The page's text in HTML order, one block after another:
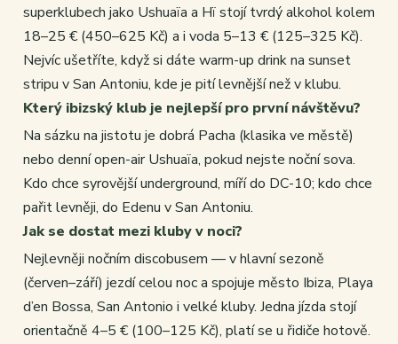
superklubech jako Ushuaïa a Hï stojí tvrdý alkohol kolem
18–25 € (450–625 Kč) a i voda 5–13 € (125–325 Kč).
Nejvíc ušetříte, když si dáte warm-up drink na sunset
stripu v San Antoniu, kde je pití levnější než v klubu.
Který ibizský klub je nejlepší pro první návštěvu?
Na sázku na jistotu je dobrá Pacha (klasika ve městě)
nebo denní open-air Ushuaïa, pokud nejste noční sova.
Kdo chce syrovější underground, míří do DC-10; kdo chce
pařit levněji, do Edenu v San Antoniu.
Jak se dostat mezi kluby v noci?
Nejlevněji nočním discobusem — v hlavní sezoně
(červen–září) jezdí celou noc a spojuje město Ibiza, Playa
d’en Bossa, San Antonio i velké kluby. Jedna jízda stojí
orientačně 4–5 € (100–125 Kč), platí se u řidiče hotově.